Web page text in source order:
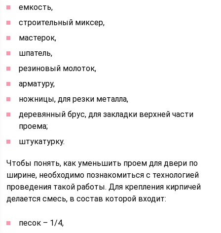
емкость,
строительный миксер,
мастерок,
шпатель,
резиновый молоток,
арматуру,
ножницы, для резки металла,
деревянный брус, для закладки верхней части
проема;
штукатурку.
Чтобы понять, как уменьшить проем для двери по
ширине, необходимо познакомиться с технологией
проведения такой работы. Для крепления кирпичей
делается смесь, в состав которой входит:
песок – 1/4,